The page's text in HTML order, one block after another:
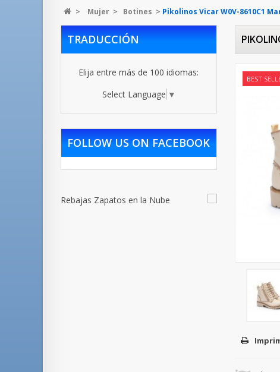
> Mujer > Botines > Pikolinos Vicar W0V-8610C1
TRADUCCIÓN
Elija entre más de 100 idiomas:
Select Language ▼
FOLLOW US ON FACEBOOK
BEST